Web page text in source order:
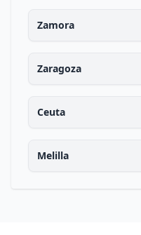
Zamora
Zaragoza
Ceuta
Melilla